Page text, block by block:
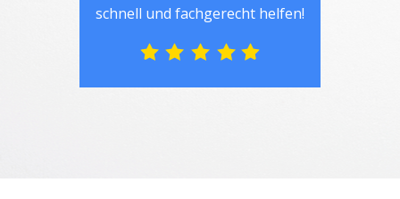
schnell und fachgerecht helfen!